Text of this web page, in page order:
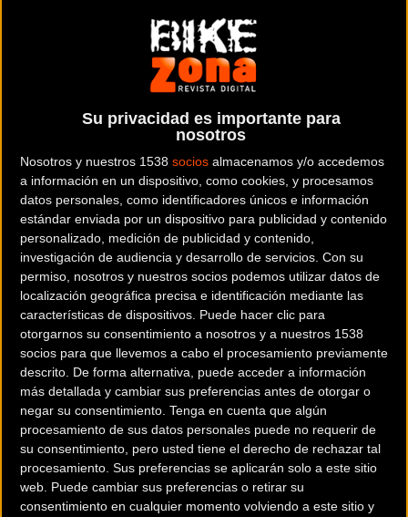
Su privacidad es importante para
nosotros
Nosotros y nuestros 1538 socios almacenamos y/o accedemos
a información en un dispositivo, como cookies, y procesamos
datos personales, como identificadores únicos e información
estándar enviada por un dispositivo para publicidad y contenido
personalizado, medición de publicidad y contenido,
investigación de audiencia y desarrollo de servicios. Con su
permiso, nosotros y nuestros socios podemos utilizar datos de
localización geográfica precisa e identificación mediante las
características de dispositivos. Puede hacer clic para
otorgarnos su consentimiento a nosotros y a nuestros 1538
socios para que llevemos a cabo el procesamiento previamente
descrito. De forma alternativa, puede acceder a información
más detallada y cambiar sus preferencias antes de otorgar o
negar su consentimiento. Tenga en cuenta que algún
procesamiento de sus datos personales puede no requerir de
su consentimiento, pero usted tiene el derecho de rechazar tal
procesamiento. Sus preferencias se aplicarán solo a este sitio
web. Puede cambiar sus preferencias o retirar su
consentimiento en cualquier momento volviendo a este sitio y
© 1987–2026 HERE
200 km
Sus Marcas de Componentes
SHIMANO
Sus Marcas de Accesorios